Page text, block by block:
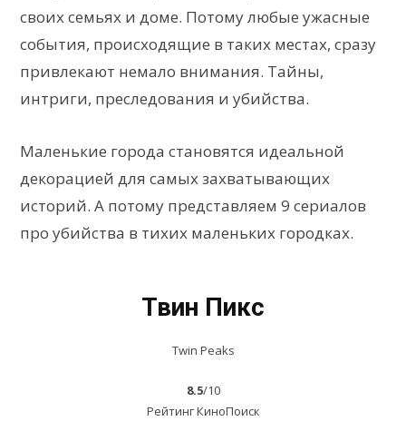
своих семьях и доме. Потому любые ужасные
события, происходящие в таких местах, сразу
привлекают немало внимания. Тайны,
интриги, преследования и убийства.
Маленькие города становятся идеальной
декорацией для самых захватывающих
историй. А потому представляем 9 сериалов
про убийства в тихих маленьких городках.
Твин Пикс
Twin Peaks
8.5/10
Рейтинг КиноПоиск